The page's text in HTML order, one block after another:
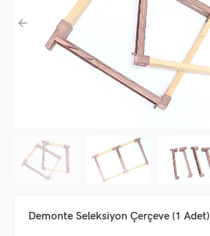
Demonte Seleksiyon Çerçeve (1 Adet)